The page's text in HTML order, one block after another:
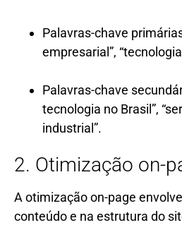
Palavras-chave
empresarial”,
Palavras-chave
tecnologia no Brasil”,
industrial”.
2. Otimização on-
A otimização on-page
conteúdo e na estrutura do